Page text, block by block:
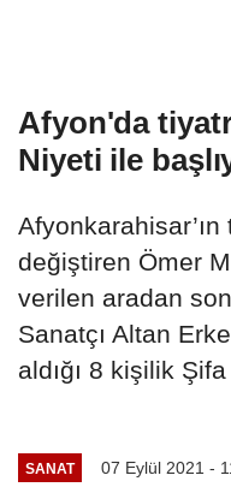
Afyon'da
Niyeti ile
Afyonkarahisar’ın
değiştiren Ömer
verilen aradan
Sanatçı Altan
aldığı 8 kişilik
SANAT 07 Eylül 2021 -